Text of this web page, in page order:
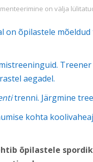
ja huviringid koolivaheajal
on välja
on õpilastele
aegadel.
trenni. Järgmine
kohta
õpilastele